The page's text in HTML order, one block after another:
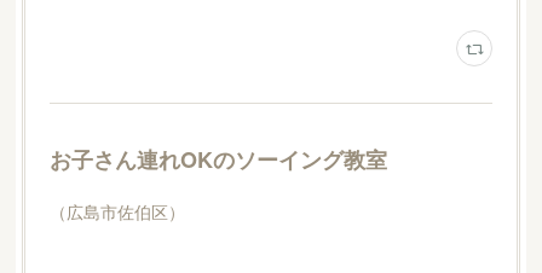
お子さん連れOKのソーイング教室
（広島市佐伯区）